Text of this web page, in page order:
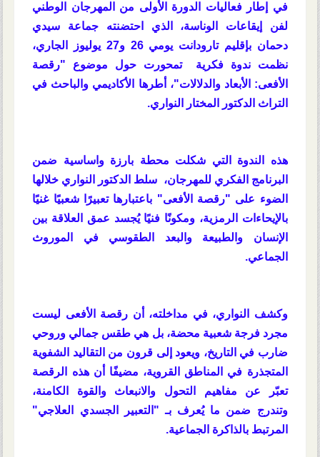
في إطار فعاليات الدورة الأولى من المهرجان الوطني
لفن إيقاعات الوناسة، الذي احتضنته جماعة سيدي
دحمان بإقليم تارودانت يومي 26 و27 يوليوز الجاري،
نظمت ندوة فكرية تمحورت حول موضوع "رقصة
الأفعى: الأبعاد والدلالات"، أطرها الأكاديمي والباحث في
التراث الدكتور المختار النواري.
هذه الندوة التي شكلت محطة بارزة واساسية ضمن
البرنامج الفكري للمهرجان، سلط الدكتور النواري خلالها
الضوء على "رقصة الأفعى" باعتبارها تعبيرًا شعبيًا غنيًا
بالإيحاءات الرمزية، ومكونًا فنيًا يُجسد عمق العلاقة بين
الإنسان والطبيعة والبعد الطقوسي في الموروث
الجماعي.
وكشف النواري، في مداخلته، أن رقصة الأفعى ليست
مجرد فرجة شعبية محضة، بل هي طقس جمالي وروحي
ضارب في التاريخ، ويعود إلى قرون من التقاليد الشفوية
المتجذرة في المناطق القروية، مضيفًا أن هذه الرقصة
تعبّر عن مفاهيم التحول والانبعاث والقوة الكامنة،
وتندرج ضمن ما يُعرف بـ "التعبير الجسدي العلاجي"
المرتبط بالذاكرة الجماعية.